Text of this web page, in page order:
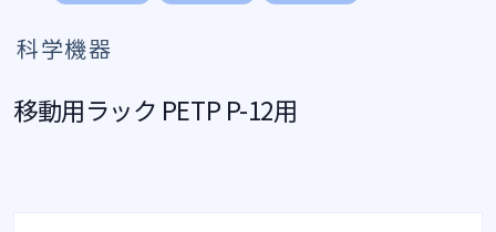
科学機器
移動用ラック PETP P-12用